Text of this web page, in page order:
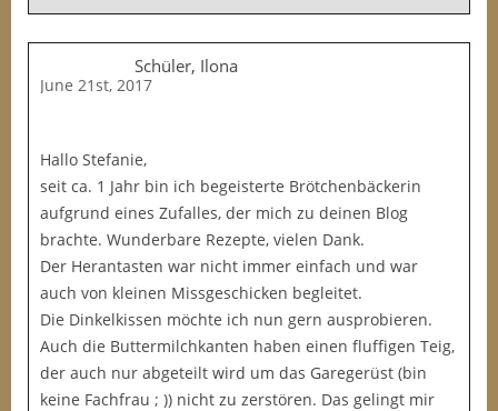
Schüler, Ilona
June 21st, 2017
Hallo Stefanie,
seit ca. 1 Jahr bin ich begeisterte Brötchenbäckerin
aufgrund eines Zufalles, der mich zu deinen Blog
brachte. Wunderbare Rezepte, vielen Dank.
Der Herantasten war nicht immer einfach und war
auch von kleinen Missgeschicken begleitet.
Die Dinkelkissen möchte ich nun gern ausprobieren.
Auch die Buttermilchkanten haben einen fluffigen Teig,
der auch nur abgeteilt wird um das Garegerüst (bin
keine Fachfrau ; )) nicht zu zerstören. Das gelingt mir